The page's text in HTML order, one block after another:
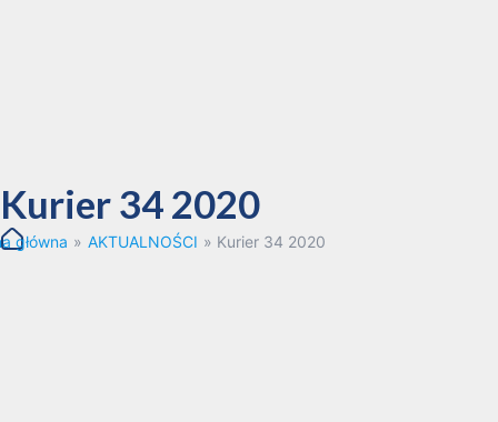
Kurier 34 2020
główna » AKTUALNOŚCI » Kurier 34 2020